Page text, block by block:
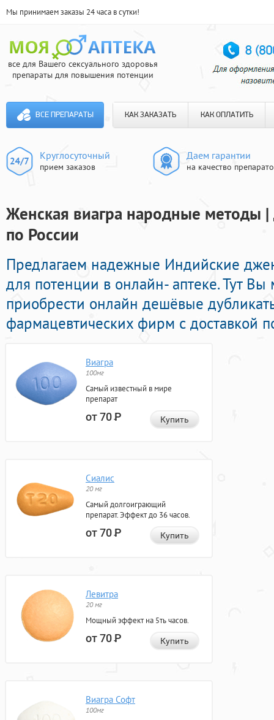
Мы принимаем заказы 24 часа в сутки!
все для Вашего сексуального здоровья
препараты для повышения потенции
ВСЕ ПРЕПАРАТЫ КАК ЗАКАЗАТЬ КАК ОПЛАТИТЬ
Круглосуточный
прием заказов
Даем гарантии
на качество
Женская виагра народные методы |
по России
Предлагаем надежные Индийские
для потенции в онлайн- аптеке. Тут
приобрести онлайн дешёвые
фармацевтических фирм с доставкой
Виагра
100мг
Самый известный в мире
препарат
от 70Р Купить
Сиалис
20 мг
Самый долгоиграющий
препарат. Эффект до 36 часов.
от 70Р Купить
Левитра
20 мг
Мощный эффект на 5ть часов.
от 70Р Купить
Виагра Софт
100мг